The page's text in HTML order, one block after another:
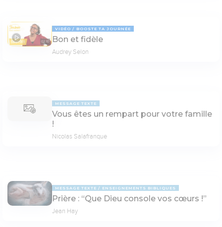
02:10
VIDÉO BOOSTE TA JOURNÉE
Bon et fidèle
Audrey Selon
MESSAGE TEXTE
Vous êtes un rempart pour votre famille
!
Nicolas Salafranque
MESSAGE TEXTE ENSEIGNEMENTS BIBLIQUES
Prière : “Que Dieu console vos cœurs !”
Jean Hay